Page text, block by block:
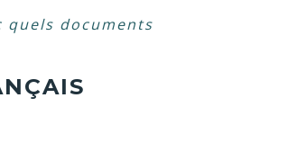
quels documents